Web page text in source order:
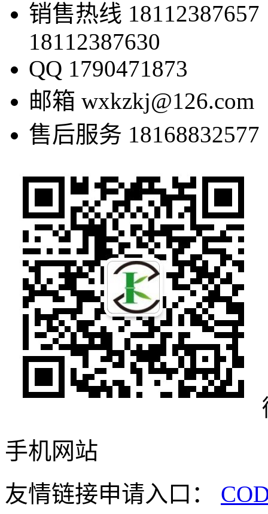
销售热线 18112387657
18112387630
QQ 1790471873
邮箱 wxkzkj@126.com
售后服务 18168832577
手机网站
友情链接申请入口：